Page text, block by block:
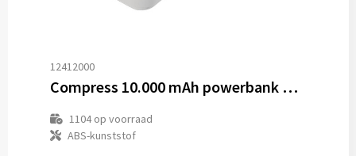
12412000
Compress 10.000 mAh powerbank met hoge dichtheid
1104op voorraad
ABS-kunststof